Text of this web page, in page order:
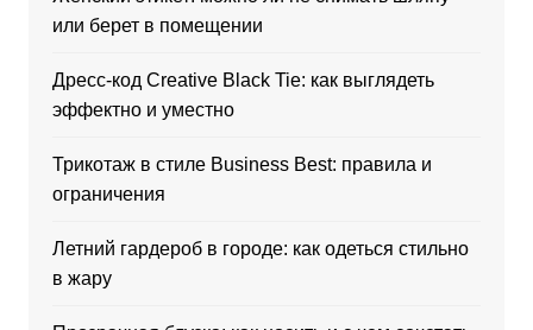
или берет в помещении
Дресс-код Creative Black Tie: как выглядеть
эффектно и уместно
Трикотаж в стиле Business Best: правила и
ограничения
Летний гардероб в городе: как одеться стильно
в жару